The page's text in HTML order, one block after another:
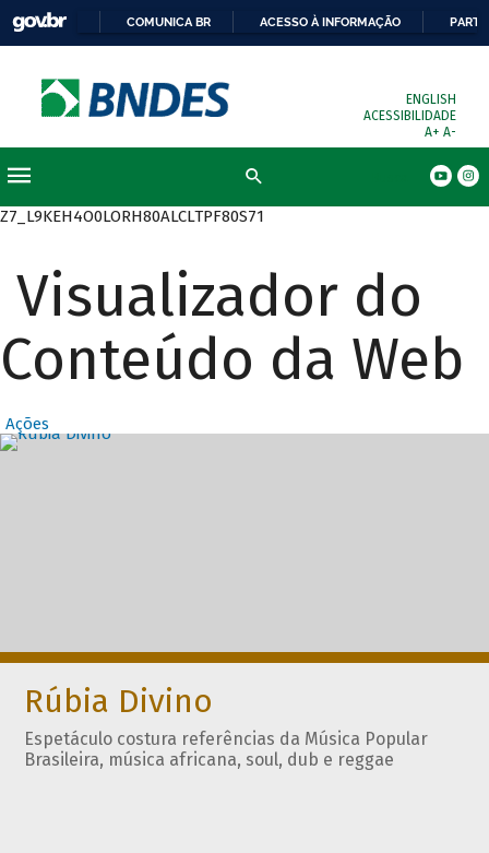
COMUNICA BR ACESSO À INFORMAÇÃO
ENGLISH
ACESSIBILIDADE
A+ A-
Z7_L9KEH4O0LORH80ALCLTPF80S71
Visualizador do
Conteúdo da Web
Ações
Destaques
Rúbia Divino
Espetáculo costura referências da Música Popular
Brasileira, música africana, soul, dub e reggae